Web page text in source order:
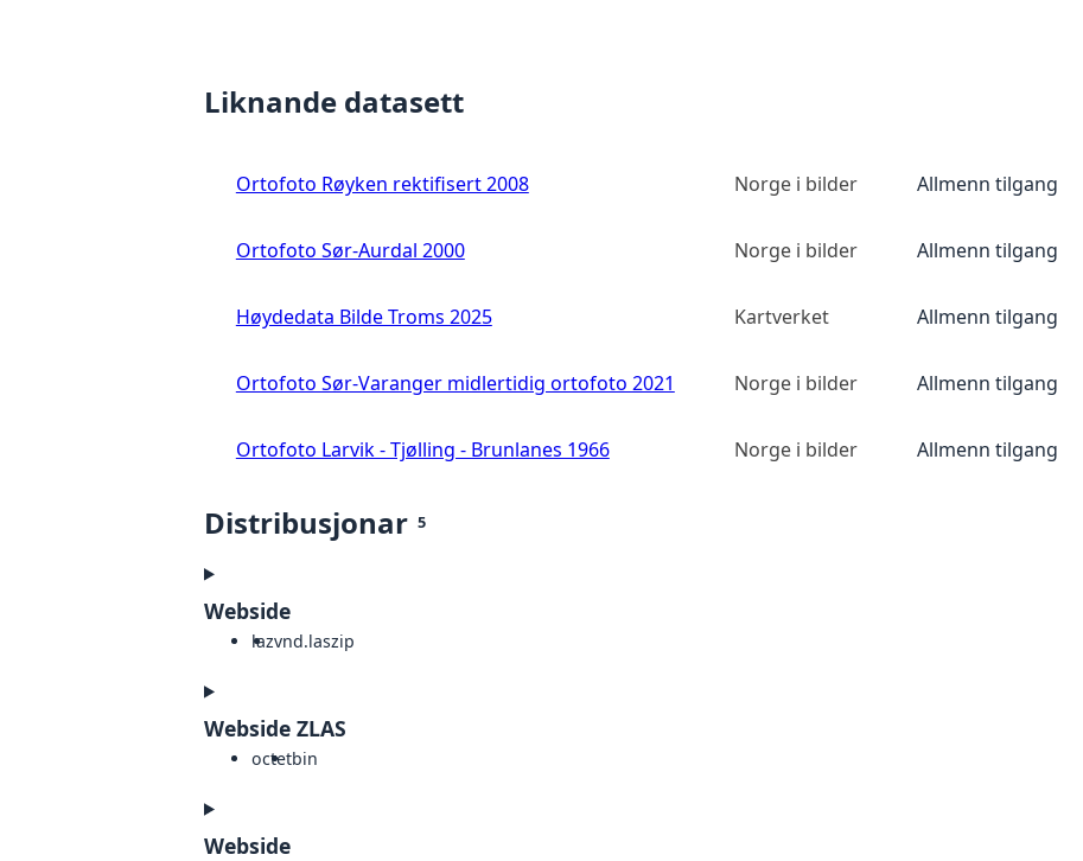
Liknande datasett
Ortofoto Røyken rektifisert 2008 Norge i bilder Allmenn tilgang
Ortofoto Sør-Aurdal 2000 Norge i bilder Allmenn tilgang
Høydedata Bilde Troms 2025 Kartverket Allmenn tilgang
Ortofoto Sør-Varanger midlertidig ortofoto 2021 Norge i bilder Allmenn tilgang
Ortofoto Larvik - Tjølling - Brunlanes 1966 Norge i bilder Allmenn tilgang
Distribusjonar 5
Webside
lazvnd.laszip
Webside ZLAS
octetbin
Webside